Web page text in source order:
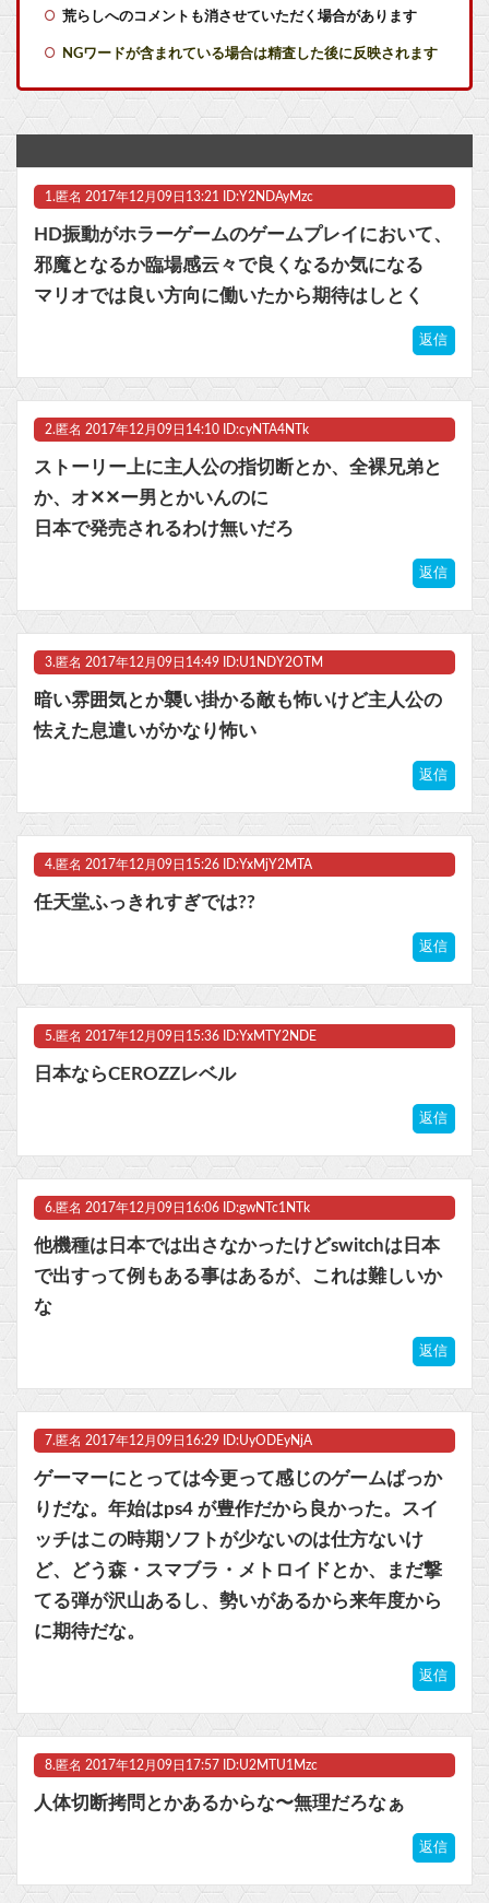
アップル、中国製メモリーチップをテスト。中国様が任天堂も助けてくださるかも
【ラブライブ！】へ～吟子ちゃんって?他
マスク 十兆円を失う‥投資家「アメリカ党？バカかコイツw」
Powered by livedoor 相互RSS
荒らしへのコメントも消させていただく場合があります
NGワードが含まれている場合は精査した後に反映されます
1. 匿名 2017年12月09日13:21 ID:Y2NDAyMzc
HD振動がホラーゲームのゲームプレイにおいて、
邪魔となるか臨場感云々で良くなるか気になる
マリオでは良い方向に働いたから期待はしとく
返信
2. 匿名 2017年12月09日14:10 ID:cyNTA4NTk
ストーリー上に主人公の指切断とか、全裸兄弟と
か、オ✕✕ー男とかいんのに
日本で発売されるわけ無いだろ
返信
3. 匿名 2017年12月09日14:49 ID:U1NDY2OTM
暗い雰囲気とか襲い掛かる敵も怖いけど主人公の
怯えた息遣いがかなり怖い
返信
4. 匿名 2017年12月09日15:26 ID:YxMjY2MTA
任天堂ふっきれすぎでは??
返信
5. 匿名 2017年12月09日15:36 ID:YxMTY2NDE
日本ならCEROZZレベル
返信
6. 匿名 2017年12月09日16:06 ID:gwNTc1NTk
他機種は日本では出さなかったけどswitchは日本
で出すって例もある事はあるが、これは難しいか
な
返信
7. 匿名 2017年12月09日16:29 ID:UyODEyNjA
ゲーマーにとっては今更って感じのゲームばっか
りだな。年始はps4 が豊作だから良かった。スイ
ッチはこの時期ソフトが少ないのは仕方ないけ
ど、どう森・スマブラ・メトロイドとか、まだ撃
てる弾が沢山あるし、勢いがあるから来年度から
に期待だな。
返信
8. 匿名 2017年12月09日17:57 ID:U2MTU1Mzc
人体切断拷問とかあるからな〜無理だろなぁ
返信